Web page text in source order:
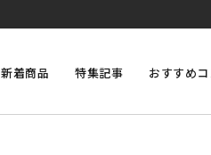
新着商品 特集記事 おすすめ